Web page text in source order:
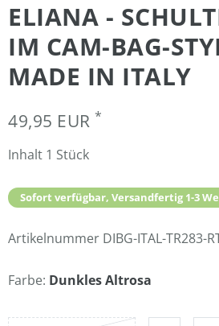
ELIANA -
IM CAM-BAG-
MADE IN ITALY
49,95 EUR *
Inhalt 1 Stück
Sofort verfügbar, Versandfertig 1-3
Artikelnummer DIBG-ITAL-TR283-
Farbe: Dunkles Altrosa